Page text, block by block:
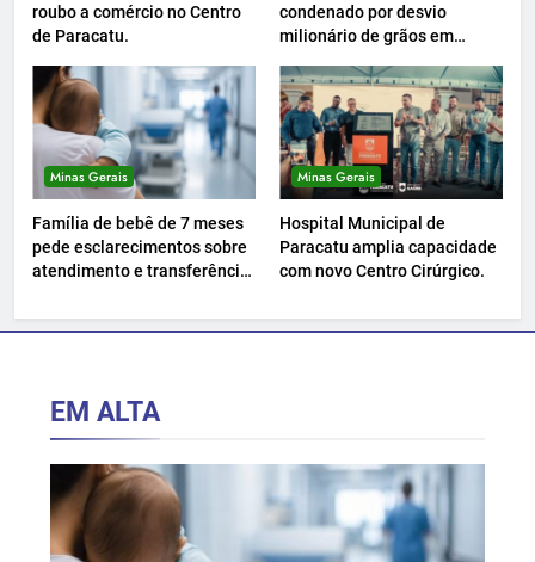
roubo a comércio no Centro
de Paracatu.
condenado por desvio
milionário de grãos em
Minas Gerais
Família de bebê de 7 meses
pede esclarecimentos sobre
atendimento e transferência
Minas Gerais
Hospital Municipal de
Paracatu amplia capacidade
com novo Centro Cirúrgico.
EM ALTA